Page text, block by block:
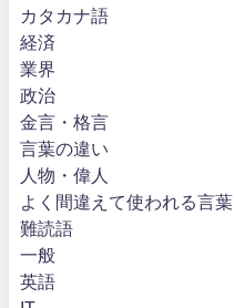
カタカナ語
経済
業界
政治
金言・格言
言葉の違い
人物・偉人
よく間違えて使われる言葉
難読語
一般
英語